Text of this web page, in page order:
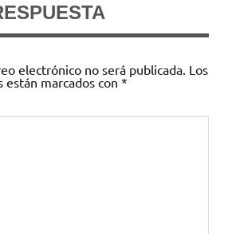
electrónico no será publicada. Los
marcados con *